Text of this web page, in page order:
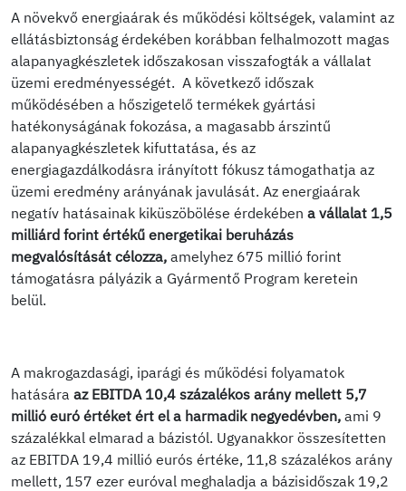
A növekvő energiaárak és működési költségek, valamint az
ellátásbiztonság érdekében korábban felhalmozott magas
alapanyagkészletek időszakosan visszafogták a vállalat
üzemi eredményességét. A következő időszak
működésében a hőszigetelő termékek gyártási
hatékonyságának fokozása, a magasabb árszintű
alapanyagkészletek kifuttatása, és az
energiagazdálkodásra irányított fókusz támogathatja az
üzemi eredmény arányának javulását. Az energiaárak
negatív hatásainak kiküszöbölése érdekében a vállalat 1,5
milliárd forint értékű energetikai beruházás
megvalósítását célozza, amelyhez 675 millió forint
támogatásra pályázik a Gyármentő Program keretein
belül.
A makrogazdasági, iparági és működési folyamatok
hatására az EBITDA 10,4 százalékos arány mellett 5,7
millió euró értéket ért el a harmadik negyedévben, ami 9
százalékkal elmarad a bázistól. Ugyanakkor összesítetten
az EBITDA 19,4 millió eurós értéke, 11,8 százalékos arány
mellett, 157 ezer euróval meghaladja a bázisidőszak 19,2